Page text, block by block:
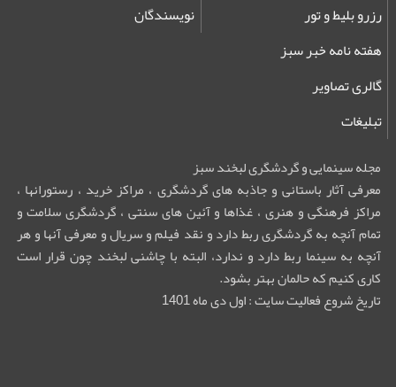
رزرو بلیط و تور
هفته نامه خبر سبز
گالری تصاویر
تبلیغات
نویسندگان
مجله سینمایی و گردشگری لبخند سبز
معرفی آثار باستانی و جاذبه های گردشگری ، مراکز خرید ، رستورانها ،
مراکز فرهنگی و هنری ، غذاها و آئین های سنتی ، گردشگری سلامت و
تمام آنچه به گردشگری ربط دارد و نقد فیلم و سریال و معرفی آنها و هر
آنچه به سینما ربط دارد و ندارد، البته با چاشنی لبخند چون قرار است
کاری کنیم که حالمان بهتر بشود.
تاریخ شروع فعالیت سایت : اول دی ماه 1401